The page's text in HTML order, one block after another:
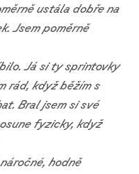
ustála dobře na
Jsem poměrně
Já si ty sprintovky
rád, když běžím s
Bral jsem si své
fyzicky, když
hodně